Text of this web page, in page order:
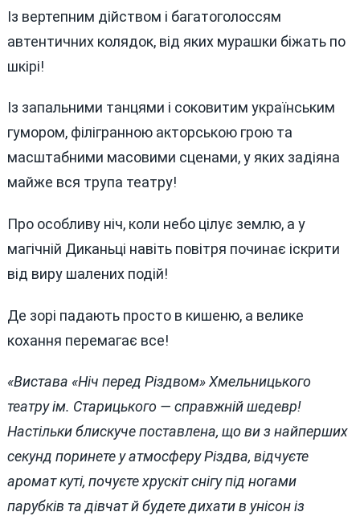
Із вертепним дійством і багатоголоссям
автентичних колядок, від яких мурашки біжать по
шкірі!
Із запальними танцями і соковитим українським
гумором, філігранною акторською грою та
масштабними масовими сценами, у яких задіяна
майже вся трупа театру!
Про особливу ніч, коли небо цілує землю, а у
магічній Диканьці навіть повітря починає іскрити
від виру шалених подій!
Де зорі падають просто в кишеню, а велике
кохання перемагає все!
«Вистава «Ніч перед Різдвом» Хмельницького
театру ім. Старицького — справжній шедевр!
Настільки блискуче поставлена, що ви з найперших
секунд поринете у атмосферу Різдва, відчуєте
аромат куті, почуєте хрускіт снігу під ногами
парубків та дівчат й будете дихати в унісон із